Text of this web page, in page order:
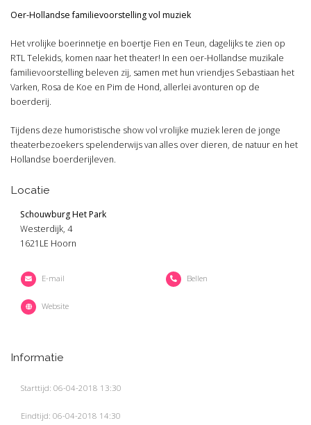
Oer-Hollandse familievoorstelling vol muziek
Het vrolijke boerinnetje en boertje Fien en Teun, dagelijks te zien op
RTL Telekids, komen naar het theater! In een oer-Hollandse muzikale
familievoorstelling beleven zij, samen met hun vriendjes Sebastiaan het
Varken, Rosa de Koe en Pim de Hond, allerlei avonturen op de
boerderij.
Tijdens deze humoristische show vol vrolijke muziek leren de jonge
theaterbezoekers spelenderwijs van alles over dieren, de natuur en het
Hollandse boerderijleven.
Locatie
Schouwburg Het Park
Westerdijk, 4
1621LE Hoorn
E-mail Bellen
Website
Informatie
Starttijd: 06-04-2018 13:30
Eindtijd: 06-04-2018 14:30